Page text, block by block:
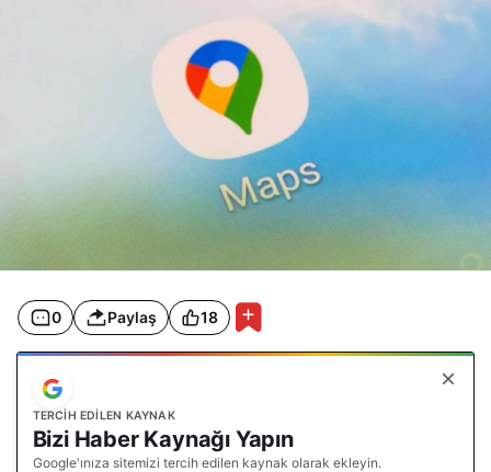
0 Paylaş 18
TERCIH EDILEN KAYNAK
Bizi Haber Kaynağı Yapın
Google'ınıza sitemizi tercih edilen kaynak olarak ekleyin.